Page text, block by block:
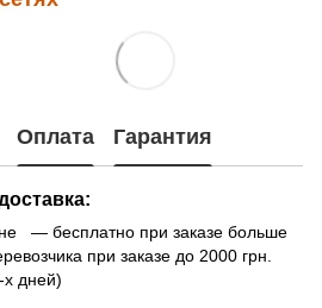
Оплата Гарантия
— бесплатно при заказе больше
при заказе до 2000 грн.
х дней)